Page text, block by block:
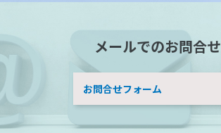
メールでのお問合せ
お問合せフォーム